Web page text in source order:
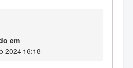
em
2024 16:18